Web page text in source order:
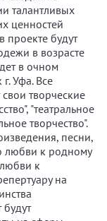
талантливых
ценностей
будут
в возрасте
в очном
Уфа. Все
творческие
"театральное
творчество".
песни,
любви к родному
к
на